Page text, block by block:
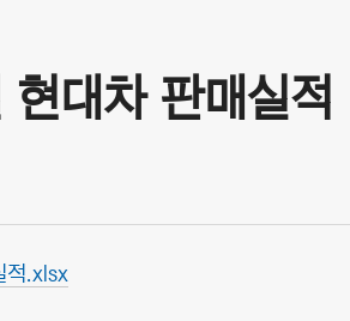
현대차 판매실적
적.xlsx